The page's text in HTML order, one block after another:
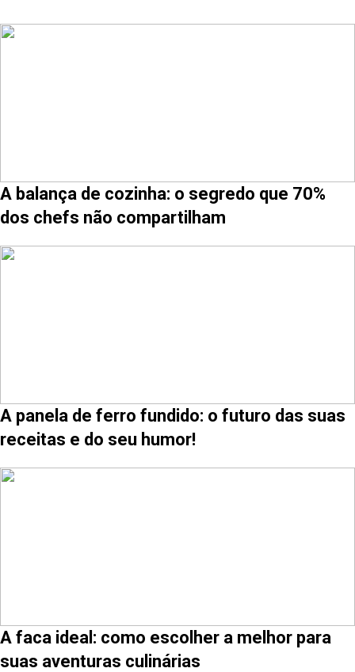
A balança de cozinha: o segredo que 70%
dos chefs não compartilham
A panela de ferro fundido: o futuro das suas
receitas e do seu humor!
A faca ideal: como escolher a melhor para
suas aventuras culinárias